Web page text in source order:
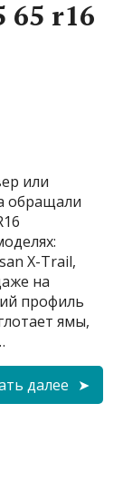
65 r16
или
обращали
X-Trail,
на
профиль
ямы,
далее